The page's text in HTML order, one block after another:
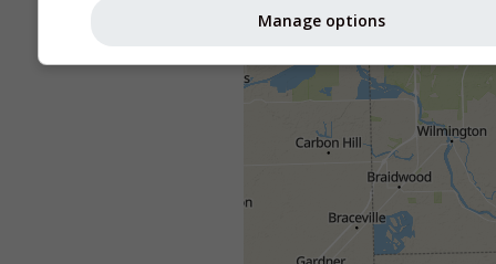
Manage options